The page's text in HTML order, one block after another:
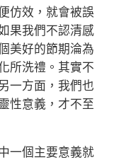
仿效，就會被誤
果我們不認清感
美好的節期淪為
所洗禮。其實不
一方面，我們也
性意義，才不至
一個主要意義就